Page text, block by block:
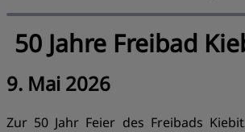
50 Jahre Freibad
9. Mai 2026
Zur 50 Jahr Feier des Freibads